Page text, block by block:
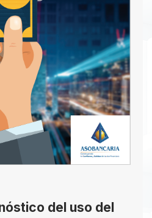
del uso del